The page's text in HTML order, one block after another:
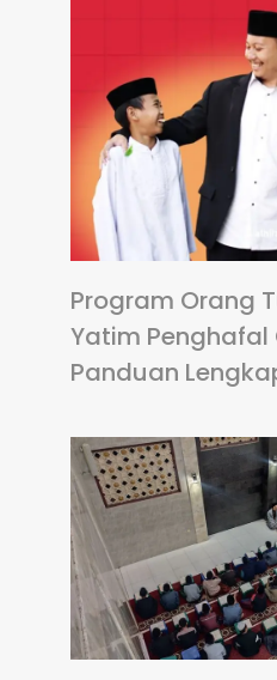
Program Orang
Yatim Penghafal
Panduan